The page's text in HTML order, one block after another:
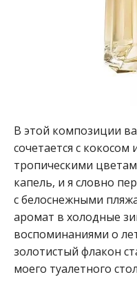
В этой композиции
сочетается с кокосом
тропическими
капель, и я словно
с белоснежными
аромат в холодные
воспоминаниями о
золотистый флакон
моего туалетного